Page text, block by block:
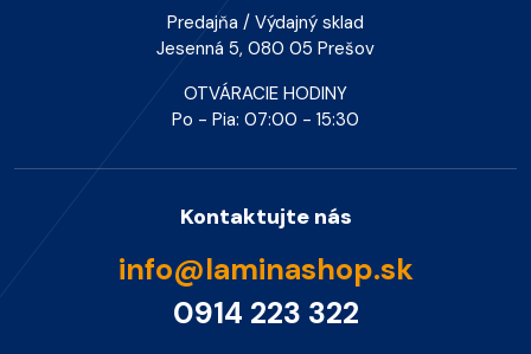
Predajňa / Výdajný sklad
Jesenná 5, 080 05 Prešov
OTVÁRACIE HODINY
Po - Pia: 07:00 - 15:30
Kontaktujte nás
info@laminashop.sk
0914 223 322